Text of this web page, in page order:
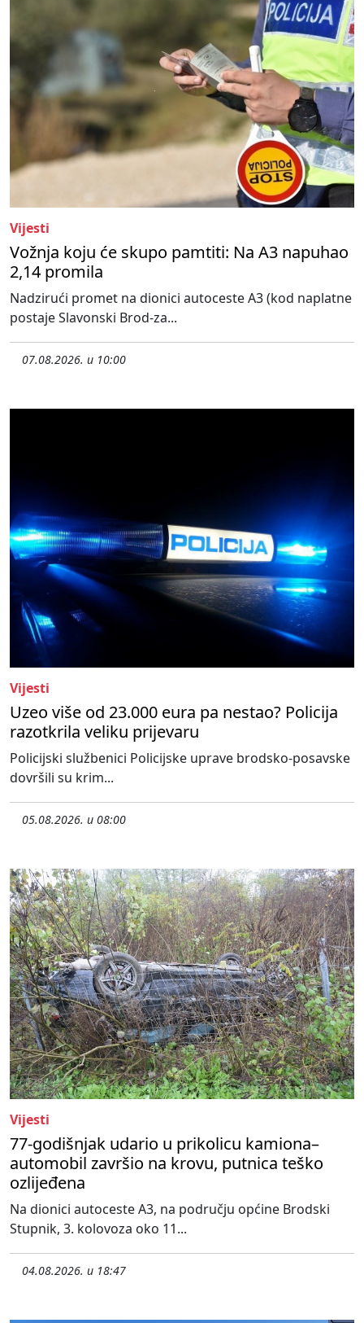
Vijesti
Vožnja koju će skupo pamtiti: Na A3 napuhao
2,14 promila
Nadzirući promet na dionici autoceste A3 (kod naplatne
postaje Slavonski Brod-za...
07.08.2026. u 10:00
Vijesti
Uzeo više od 23.000 eura pa nestao? Policija
razotkrila veliku prijevaru
Policijski službenici Policijske uprave brodsko-posavske
dovršili su krim...
05.08.2026. u 08:00
Vijesti
77-godišnjak udario u prikolicu kamiona–
automobil završio na krovu, putnica teško
ozlijeđena
Na dionici autoceste A3, na području općine Brodski
Stupnik, 3. kolovoza oko 11...
04.08.2026. u 18:47